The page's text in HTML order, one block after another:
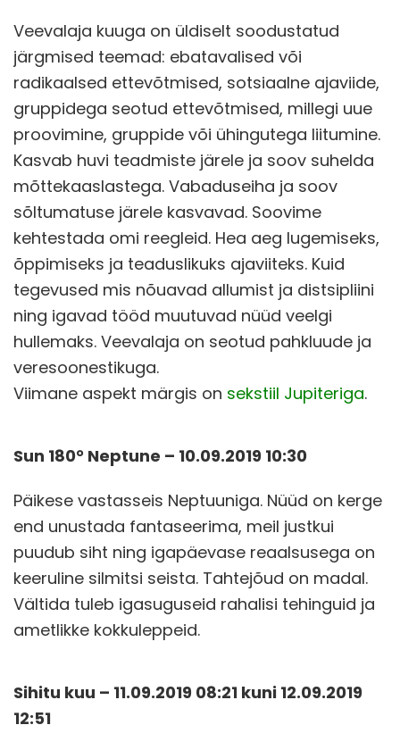
Veevalaja kuuga on üldiselt soodustatud
järgmised teemad: ebatavalised või
radikaalsed ettevõtmised, sotsiaalne ajaviide,
gruppidega seotud ettevõtmised, millegi uue
proovimine, gruppide või ühingutega liitumine.
Kasvab huvi teadmiste järele ja soov suhelda
mõttekaaslastega. Vabaduseiha ja soov
sõltumatuse järele kasvavad. Soovime
kehtestada omi reegleid. Hea aeg lugemiseks,
õppimiseks ja teaduslikuks ajaviiteks. Kuid
tegevused mis nõuavad allumist ja distsipliini
ning igavad tööd muutuvad nüüd veelgi
hullemaks. Veevalaja on seotud pahkluude ja
veresoonestikuga.
Viimane aspekt märgis on sekstiil Jupiteriga.
Sun 180° Neptune – 10.09.2019 10:30
Päikese vastasseis Neptuuniga. Nüüd on kerge
end unustada fantaseerima, meil justkui
puudub siht ning igapäevase reaalsusega on
keeruline silmitsi seista. Tahtejõud on madal.
Vältida tuleb igasuguseid rahalisi tehinguid ja
ametlikke kokkuleppeid.
Sihitu kuu – 11.09.2019 08:21 kuni 12.09.2019
12:51